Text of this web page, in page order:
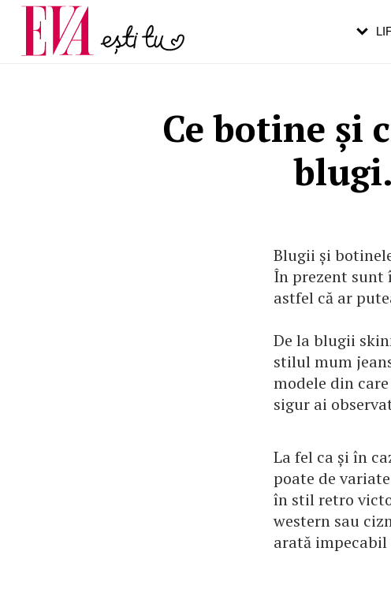
Ce botine și
Blugii și
În prezent sunt
astfel că ar
De la blugii
stilul mum
modele din
sigur ai
La fel ca și în
poate de
în stil retro
western sau
arată impecabil
Carieră
Actualitate